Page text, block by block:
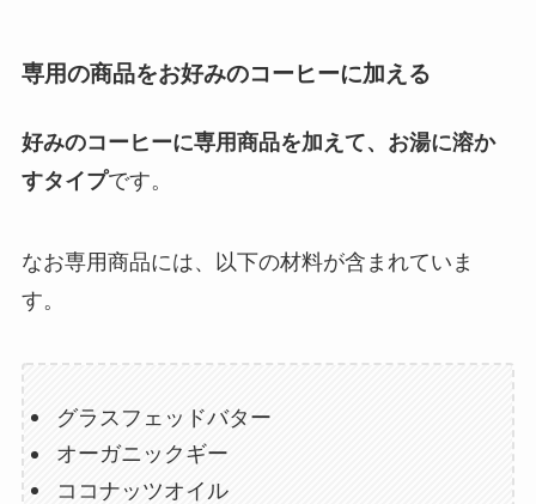
専用の商品をお好みのコーヒーに加える
好みのコーヒーに専用商品を加えて、お湯に溶か
すタイプです。
なお専用商品には、以下の材料が含まれていま
す。
グラスフェッドバター
オーガニックギー
ココナッツオイル